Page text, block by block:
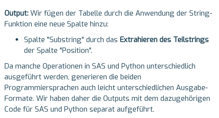
Output: Wir fügen der Tabelle durch die Anwendung der String-
Funktion eine neue Spalte hinzu:
Spalte "Substring" durch dasExtrahieren des Teilstrings
der Spalte "Position".
Da manche Operationen in SAS und Python unterschiedlich
ausgeführt werden, generieren die beiden
Programmiersprachen auch leicht unterschiedlichen Ausgabe-
Formate. Wir haben daher die Outputs mit dem dazugehörigen
Code für SAS und Python separat aufgeführt.